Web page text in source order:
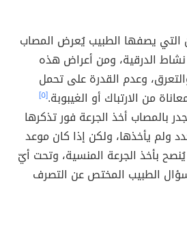
التي يصفها الطبيب يُعرض المصاب
الدرقية، ومن أعراض هذه
وعدم القدرة على تحمل
من الارتباك أو الغيبوبة.[٥]
بالمصاب أخذ الجرعة فور تذكرها
ولم يأخذها، ولكن إذا كان موعد
يُنصح بأخذ الجرعة المنسية، وتحت أيّ
الطبيب المختص عن التصرف